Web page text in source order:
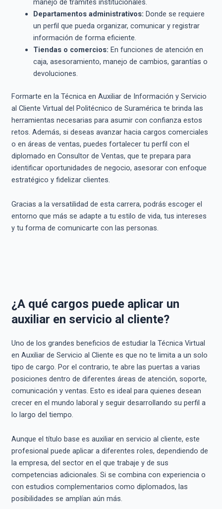
manejo de trámites institucionales.
Departamentos administrativos: Donde se requiere
un perfil que pueda organizar, comunicar y registrar
información de forma eficiente.
Tiendas o comercios: En funciones de atención en
caja, asesoramiento, manejo de cambios, garantías o
devoluciones.
Formarte en la Técnica en Auxiliar de Información y Servicio
al Cliente Virtual del Politécnico de Suramérica te brinda las
herramientas necesarias para asumir con confianza estos
retos. Además, si deseas avanzar hacia cargos comerciales
o en áreas de ventas, puedes fortalecer tu perfil con el
diplomado en Consultor de Ventas, que te prepara para
identificar oportunidades de negocio, asesorar con enfoque
estratégico y fidelizar clientes.
Gracias a la versatilidad de esta carrera, podrás escoger el
entorno que más se adapte a tu estilo de vida, tus intereses
y tu forma de comunicarte con las personas.
¿A qué cargos puede aplicar un
auxiliar en servicio al cliente?
Uno de los grandes beneficios de estudiar la Técnica Virtual
en Auxiliar de Servicio al Cliente es que no te limita a un solo
tipo de cargo. Por el contrario, te abre las puertas a varias
posiciones dentro de diferentes áreas de atención, soporte,
comunicación y ventas. Esto es ideal para quienes desean
crecer en el mundo laboral y seguir desarrollando su perfil a
lo largo del tiempo.
Aunque el título base es auxiliar en servicio al cliente, este
profesional puede aplicar a diferentes roles, dependiendo de
la empresa, del sector en el que trabaje y de sus
competencias adicionales. Si se combina con experiencia o
con estudios complementarios como diplomados, las
posibilidades se amplían aún más.